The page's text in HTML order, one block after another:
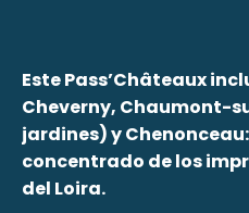
Este Pass’Châteaux
Cheverny, Chaumont-
jardines) y
concentrado de los
del Loira.